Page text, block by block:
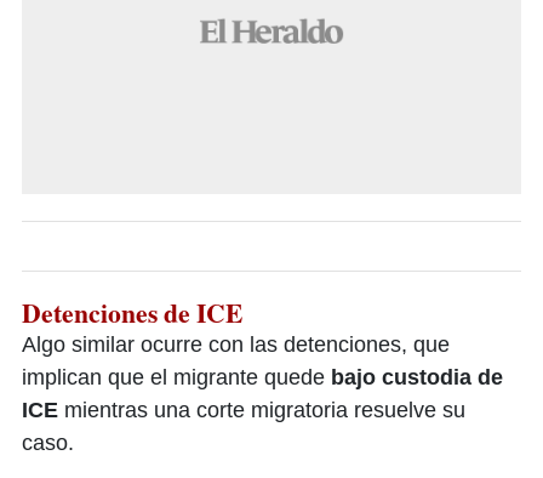
Detenciones de ICE
Algo similar ocurre con las detenciones, que
implican que el migrante quede bajo custodia de
ICE mientras una corte migratoria resuelve su
caso.